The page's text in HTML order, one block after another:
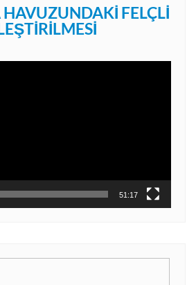
HAVUZUNDAKI FELÇLI
51:17